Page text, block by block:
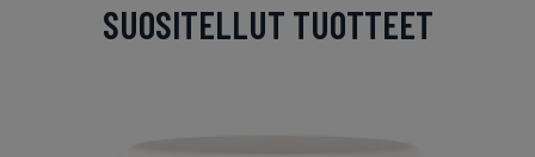
SUOSITELLUT TUOTTEET